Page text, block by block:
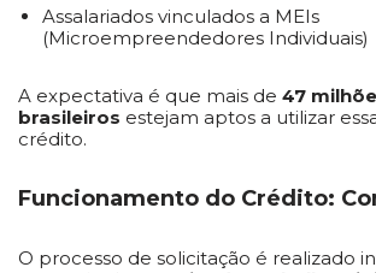
Assalariados vinculados a MEIs
(Microempreendedores Individuais)
A expectativa é que mais de 47
brasileiros estejam aptos a utilizar
crédito.
Funcionamento do Crédito:
O processo de solicitação é realizado